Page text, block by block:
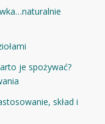
je spożywać?
skład i